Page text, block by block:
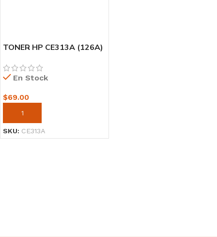
TONER HP CE313A (126A)
1000PG
En Stock
$69.00
AÑADIR AL CARRITO
SKU: CE313A